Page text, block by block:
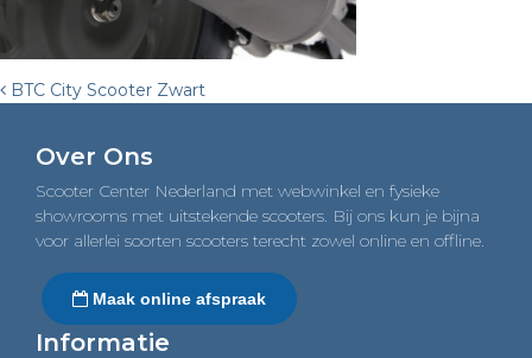
Post
navigation
BTC City Scooter Zwart
Over Ons
Scooter Center Nederland met webwinkel en fysieke
showrooms met uitstekende scooters. Bij ons kun je bijna
voor allerlei soorten scooters terecht zowel online en offline.
Maak online afspraak
Informatie